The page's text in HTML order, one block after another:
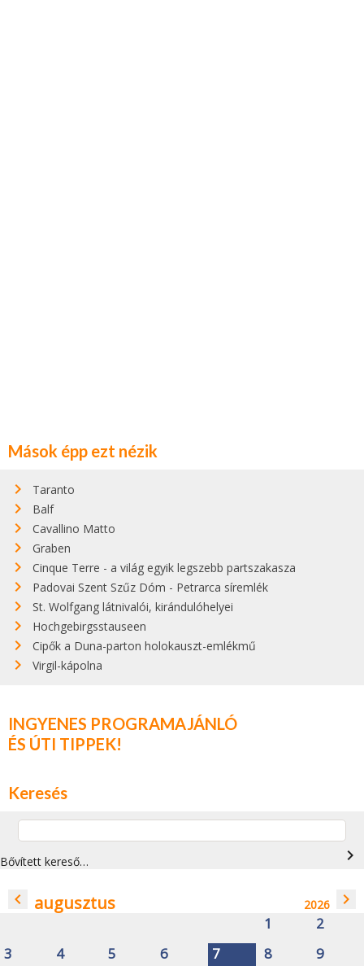
Mások épp ezt nézik
Taranto
Balf
Cavallino Matto
Graben
Cinque Terre - a világ egyik legszebb partszakasza
Padovai Szent Szűz Dóm - Petrarca síremlék
St. Wolfgang látnivalói, kirándulóhelyei
Hochgebirgsstauseen
Cipők a Duna-parton holokauszt-emlékmű
Virgil-kápolna
INGYENES PROGRAMAJÁNLÓ
ÉS ÚTI TIPPEK!
Keresés
Bővített kereső… navigate_next
navigate_before augusztus 2026 navigate_next
1
2
3
4 5 6 7 8 9